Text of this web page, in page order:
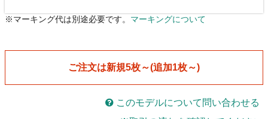
メーカー希望小売価格￥6,930 ￥5,190税込
￥4,700 税込
メーカー希望小売価格￥6,930 ￥4,850税込
￥4,380 税込
※マーキング代は別途必要です。 マーキングについて
ご注文は新規5枚～(追加1枚～)
このモデルについて問い合わせる